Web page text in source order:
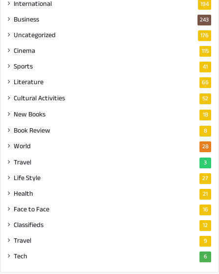
International 194
Business 243
Uncategorized 176
Cinema 115
Sports 41
Literature 66
Cultural Activities 52
New Books 18
Book Review 8
World 28
Travel 3
Life Style 27
Health 21
Face to Face 16
Classifieds 12
Travel 9
Tech 6